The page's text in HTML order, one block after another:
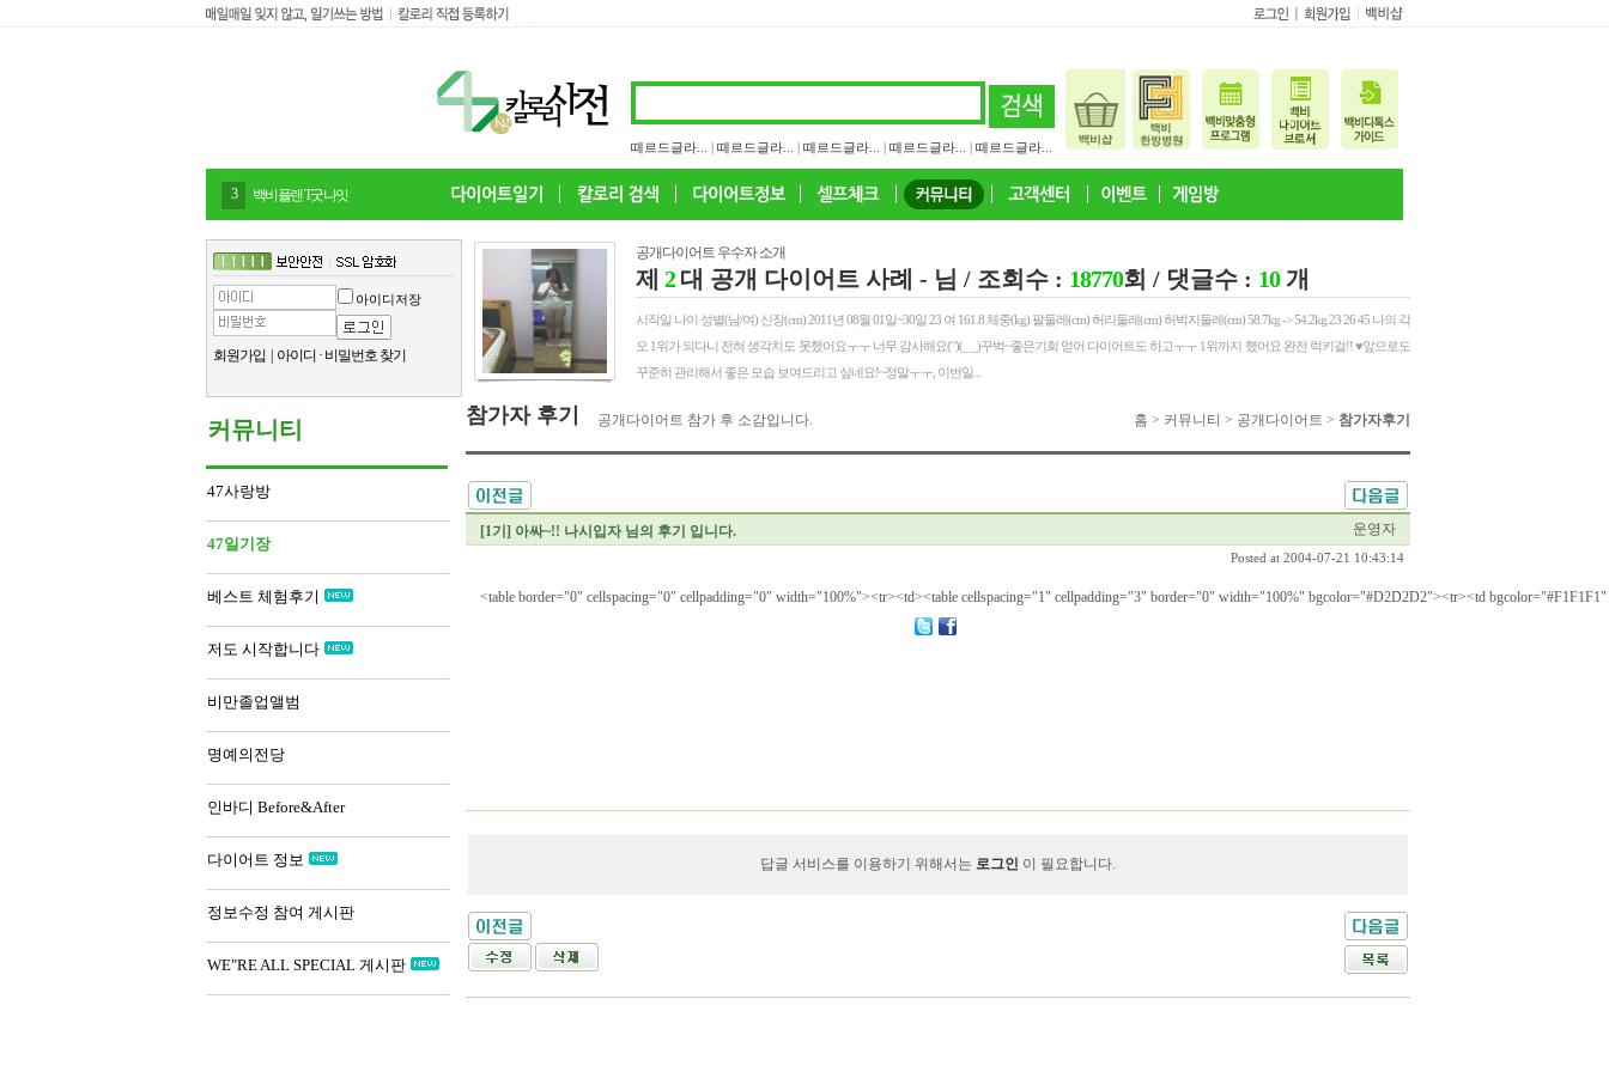
떼르드글라... 떼르드글라... 떼르드글라... 떼르드글라... 떼르드글라...
4 감말랭이
아이디저장
회원가입 아이디 · 비밀번호 찾기
커뮤니티
47사랑방
47일기장
베스트 체험후기
저도 시작합니다
비만졸업앨범
명예의전당
인바디 Before&After
다이어트 정보
정보수정 참여 게시판
WE"RE ALL SPECIAL 게시판
공개다이어트 우수자 소개
제 2대 공개 다이어트 사례 - 님 / 조회수 : 18770회 / 댓글수 : 10개
시작일 나이 성별(남/여) 신장(cm) 2011년 08월 01일~30일 23 여 161.8 체중(kg) 팔둘레(cm) 허리둘레(cm) 허벅지둘레(cm) 58.7kg -> 54.2kg 23 26 45 나의 각
오 1위가 되다니 전혀 생각치도 못했어요ㅜㅜ 너무 감사해요(' ')(_ _)꾸벅~좋은기회 얻어 다이어트도 하고ㅜㅜ 1위까지 했어요 완전 럭키걸!! ♥앞으로도
꾸준히 관리해서 좋은 모습 보여드리고 싶네요!~정말ㅜㅜ, 이번일...
참가자 후기 공개다이어트 참가 후 소감입니다. 홈 > 커뮤니티 > 공개다이어트 > 참가자후기
[1기] 아싸~!! 나시입자 님의 후기 입니다. 운영자
Posted at 2004-07-21 10:43:14
<table border="0" cellspacing="0" cellpadding="0" width="100%"><tr><td><table cellspacing="1" cellpadding="3" border="0" width="100%" bgcolor="#D2D2D2"><tr><td
답글 서비스를 이용하기 위해서는 로그인 이 필요합니다.